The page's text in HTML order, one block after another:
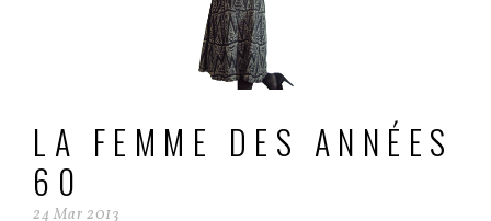
LA FEMME DES ANNÉES
60
24 Mar 2013